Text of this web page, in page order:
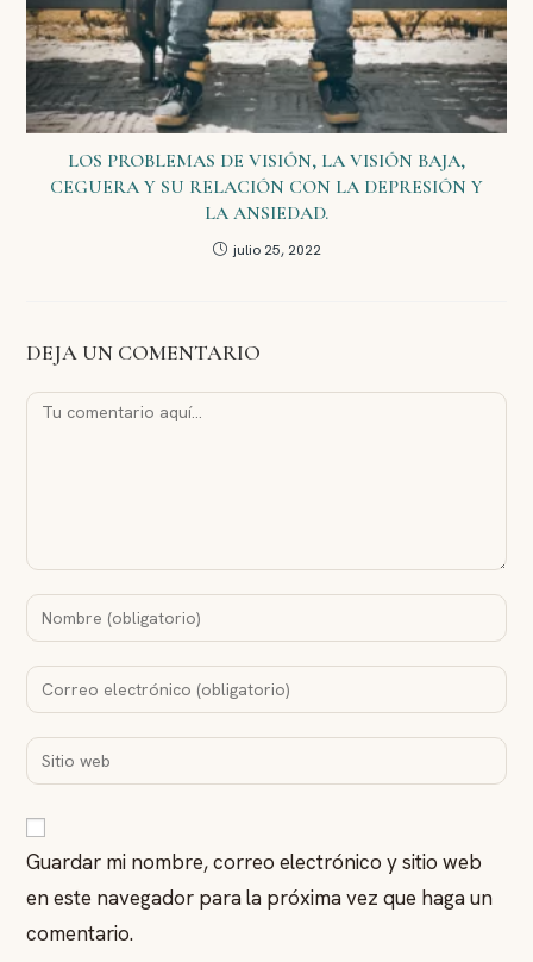
LOS PROBLEMAS DE VISIÓN, LA VISIÓN BAJA,
CEGUERA Y SU RELACIÓN CON LA DEPRESIÓN Y
LA ANSIEDAD.
julio 25, 2022
DEJA UN COMENTARIO
Guardar mi nombre, correo electrónico y sitio web
en este navegador para la próxima vez que haga un
comentario.